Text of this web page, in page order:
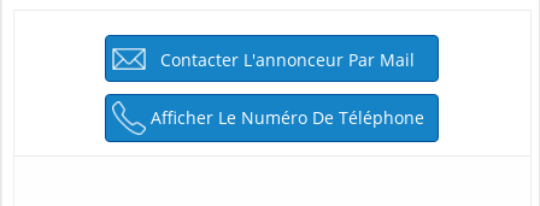
Contacter L'annonceur Par Mail